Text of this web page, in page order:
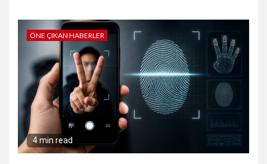
ÖNE ÇIKAN HABERLER
4 min read